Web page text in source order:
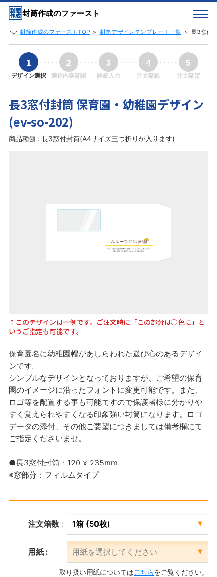
封筒作成のファースト
封筒作成のファーストTOP > 封筒デザインテンプレート一覧> 長3窓付
1
デザイン選択
2
選択内容確認
3
詳細入力
4
注文確認
5
注文確定
長3窓付封筒 保育園・幼稚園デザイン
(ev-so-202)
商品種類 : 長3窓付封筒(A4サイズ三つ折りが入ります)
↑このデザインは一例です。ご注文時に「この部分は○色に」と
いうご指定も可能です。
保育園名に幼稚園帽があしらわれた遊び心のあるデザイ
ンです。
シンプルなデザインとなっておりますが、ご希望の保育
園のイメージに沿ったフォントに変更可能です。また、
ロゴ等を配置する事も可能ですので保護者様に分かりや
すく覚えられやすくなる印象強い封筒になります。ロゴ
データの添付、その他ご要望につきましては備考欄にて
ご指定くださいませ。
●長3窓付封筒：120 x 235mm
※窓部分：フィルムタイプ
注文箱数 :
用紙 :
取り扱い用紙についてはこちらをご覧ください。